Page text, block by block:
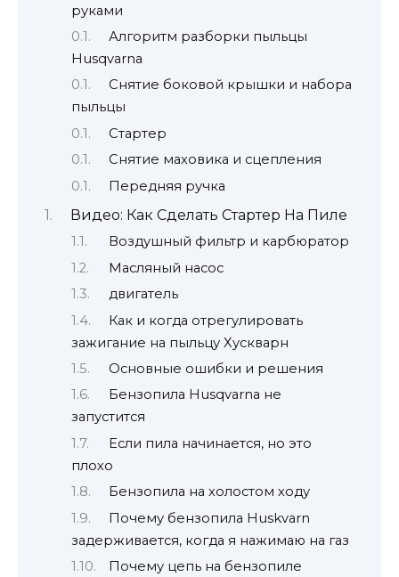
руками
Алгоритм разборки пыльцы
Husqvarna
Снятие боковой крышки и набора
пыльцы
Стартер
Снятие маховика и сцепления
Передняя ручка
Видео: Как Сделать Стартер На Пиле
Воздушный фильтр и карбюратор
Масляный насос
двигатель
Как и когда отрегулировать
зажигание на пыльцу Хускварн
Основные ошибки и решения
Бензопила Husqvarna не
запустится
Если пила начинается, но это
плохо
Бензопила на холостом ходу
Почему бензопила Huskvarn
задерживается, когда я нажимаю на газ
Почему цепь на бензопиле